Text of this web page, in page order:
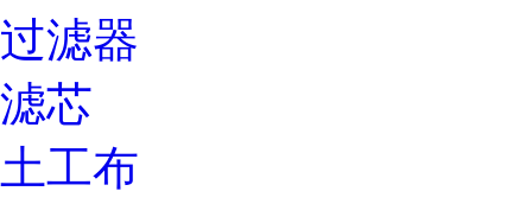
过滤器
滤芯
土工布